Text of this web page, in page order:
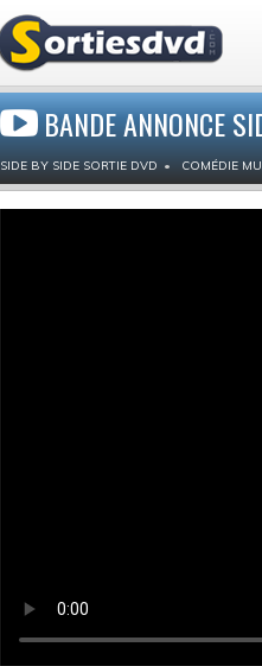
BANDE ANNONCE
SIDE BY SIDE SORTIE DVD COMÉDIE